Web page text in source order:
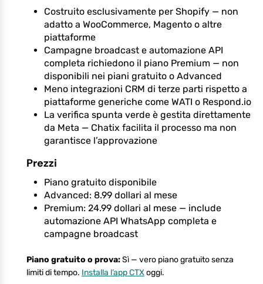
Costruito esclusivamente per Shopify — non
adatto a WooCommerce, Magento o altre
piattaforme
Campagne broadcast e automazione API
completa richiedono il piano Premium — non
disponibili nei piani gratuito o Advanced
Meno integrazioni CRM di terze parti rispetto a
piattaforme generiche come WATI o Respond.io
La verifica spunta verde è gestita direttamente
da Meta — Chatix facilita il processo ma non
garantisce l’approvazione
Prezzi
Piano gratuito disponibile
Advanced: 8.99 dollari al mese
Premium: 24.99 dollari al mese — include
automazione API WhatsApp completa e
campagne broadcast
Piano gratuito o prova:Sì — vero piano gratuito senza
limiti di tempo. Installa l’app CTXoggi.